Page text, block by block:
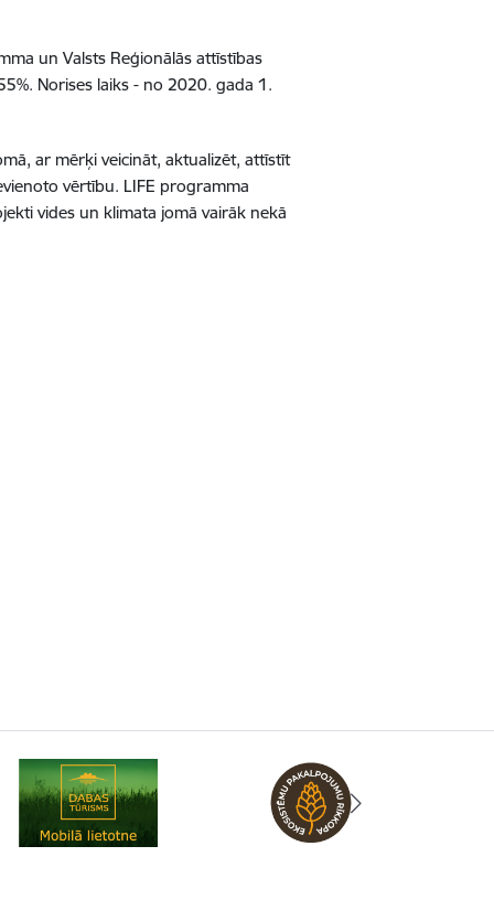
un Valsts Reģionālās attīstības
Norises laiks - no 2020. gada 1.
ar mērķi veicināt, aktualizēt, attīstīt
vērtību. LIFE programma
vides un klimata jomā vairāk nekā